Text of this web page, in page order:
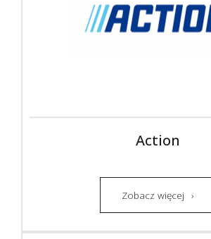
Action
Zobacz więcej